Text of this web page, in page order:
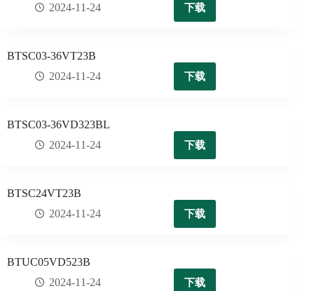
2024-11-24
下载
BTSC03-36VT23B
2024-11-24
下载
BTSC03-36VD323BL
2024-11-24
下载
BTSC24VT23B
2024-11-24
下载
BTUC05VD523B
2024-11-24
下载